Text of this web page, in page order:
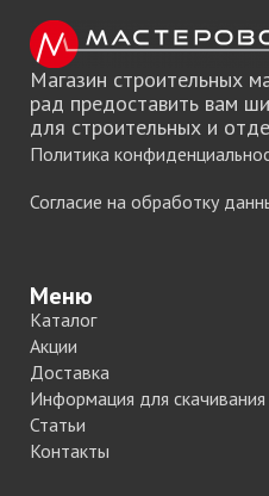
Магазин строительных
рад предоставить вам
для строительных и
Политика
Согласие на обработку
Меню
Каталог
Акции
Доставка
Информация для скачивания
Статьи
Контакты